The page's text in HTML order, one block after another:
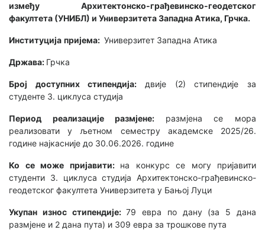
између Архитектонско-грађевинско-геодетског
факултета (УНИБЛ) и Универзитета Западна Атика, Грчка.
Институција пријема: Универзитет Западна Атика
Држава: Грчка
Број доступних стипендија: двије (2) стипендије за
студенте 3. циклуса студија
Период реализације размјене: размјена се мора
реализовати у љетном семестру академске 2025/26.
године најкасније до 30.06.2026. године
Ко се може пријавити: на конкурс се могу пријавити
студенти 3. циклуса студија Архитектонско-грађевинско-
геодетског факултета Универзитета у Бањој Луци
Укупан износ стипендије:79 евра по дану (за 5 дана
размјене и 2 дана пута) и 309 евра за трошкове пута